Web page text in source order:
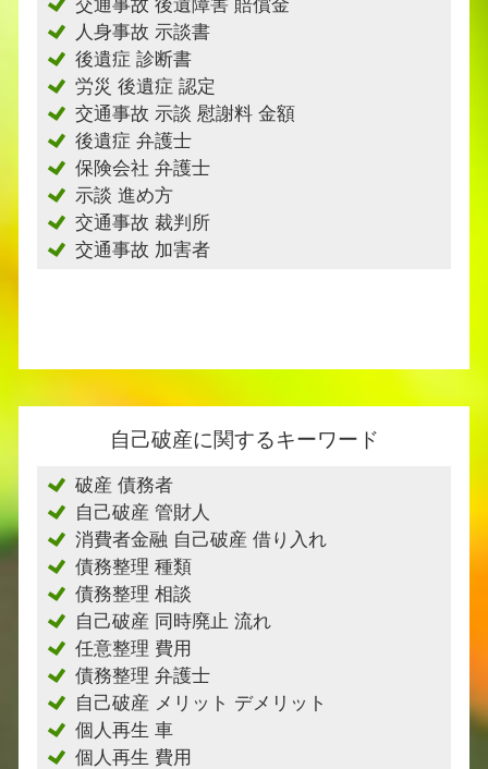
交通事故 後遺障害 賠償金
人身事故 示談書
後遺症 診断書
労災 後遺症 認定
交通事故 示談 慰謝料 金額
後遺症 弁護士
保険会社 弁護士
示談 進め方
交通事故 裁判所
交通事故 加害者
自己破産に関するキーワード
破産 債務者
自己破産 管財人
消費者金融 自己破産 借り入れ
債務整理 種類
債務整理 相談
自己破産 同時廃止 流れ
任意整理 費用
債務整理 弁護士
自己破産 メリット デメリット
個人再生 車
個人再生 費用